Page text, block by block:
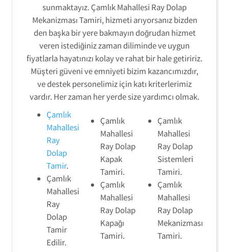
sunmaktayız. Çamlık Mahallesi Ray Dolap
Mekanizması Tamiri, hizmeti arıyorsanız bizden
den başka bir yere bakmayın doğrudan hizmet
veren istediğiniz zaman diliminde ve uygun
fiyatlarla hayatınızı kolay ve rahat bir hale getiririz.
Müşteri güveni ve emniyeti bizim kazancımızdır,
ve destek personelimiz için katı kriterlerimiz
vardır. Her zaman her yerde size yardımcı olmak.
Çamlık
Mahallesi
Ray
Dolap
Tamir.
Çamlık
Mahallesi
Ray
Dolap
Tamir
Edilir.
Çamlık
Mahallesi
Ray Dolap
Kapak
Tamiri.
Çamlık
Mahallesi
Ray Dolap
Kapağı
Tamiri.
Çamlık
Mahallesi
Ray Dolap
Sistemleri
Tamiri.
Çamlık
Mahallesi
Ray Dolap
Mekanizması
Tamiri.